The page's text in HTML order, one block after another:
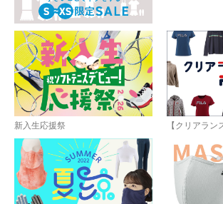
新入生応援祭 【クリアラン